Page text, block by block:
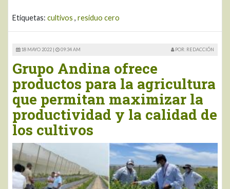
Etiquetas: cultivos , residuo cero
18 MAYO 2022 | 09:34 AM POR: REDACCIÓN
Grupo Andina ofrece
productos para la agricultura
que permitan maximizar la
productividad y la calidad de
los cultivos